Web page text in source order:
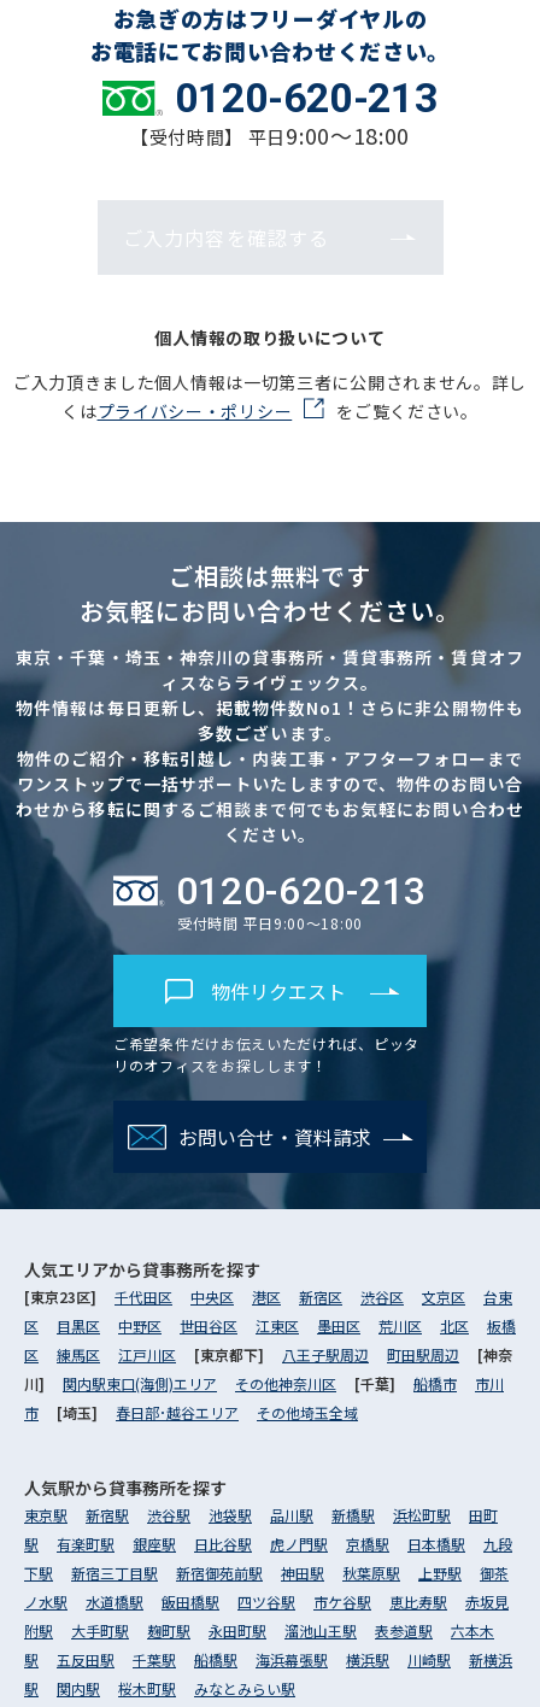
お急ぎの方はフリーダイヤルの
お電話にてお問い合わせください。
0120-620-213
【受付時間】 平日9:00～18:00
ご入力内容を確認する
個人情報の取り扱いについて
ご入力頂きました個人情報は一切第三者に公開されません。詳し
くはプライバシー・ポリシー をご覧ください。
ご相談は無料です
お気軽にお問い合わせください。
東京・千葉・埼玉・神奈川の貸事務所・賃貸事務所・賃貸オフ
ィスならライヴェックス。
物件情報は毎日更新し、掲載物件数No1！さらに非公開物件も
多数ございます。
物件のご紹介・移転引越し・内装工事・アフターフォローまで
ワンストップで一括サポートいたしますので、物件のお問い合
わせから移転に関するご相談まで何でもお気軽にお問い合わせ
ください。
0120-620-213
受付時間 平日9:00～18:00
物件リクエスト
ご希望条件だけお伝えいただければ、ピッタ
リのオフィスをお探しします！
お問い合せ・資料請求
人気エリアから貸事務所を探す
[東京23区] 千代田区 中央区 港区 新宿区 渋谷区 文京区
台東
区
目黒区 中野区 世田谷区 江東区 墨田区 荒川区 北区
板橋
区
練馬区 江戸川区 [東京都下] 八王子駅周辺 町田駅周辺
[神奈
川] 関内駅東口(海側)エリア その他神奈川区 [千葉] 船橋市
市川
市
[埼玉] 春日部･越谷エリア その他埼玉全域
人気駅から貸事務所を探す
東京駅 新宿駅 渋谷駅 池袋駅 品川駅 新橋駅 浜松町駅
田町
駅
有楽町駅 銀座駅 日比谷駅 虎ノ門駅 京橋駅 日本橋駅
九段
下駅
新宿三丁目駅 新宿御苑前駅 神田駅 秋葉原駅 上野駅
御茶
ノ水駅
水道橋駅 飯田橋駅 四ツ谷駅 市ケ谷駅 恵比寿駅
赤坂見
附駅
大手町駅 麹町駅 永田町駅 溜池山王駅 表参道駅
六本木
駅
五反田駅 千葉駅 船橋駅 海浜幕張駅 横浜駅 川崎駅
新横浜
駅
関内駅 桜木町駅 みなとみらい駅